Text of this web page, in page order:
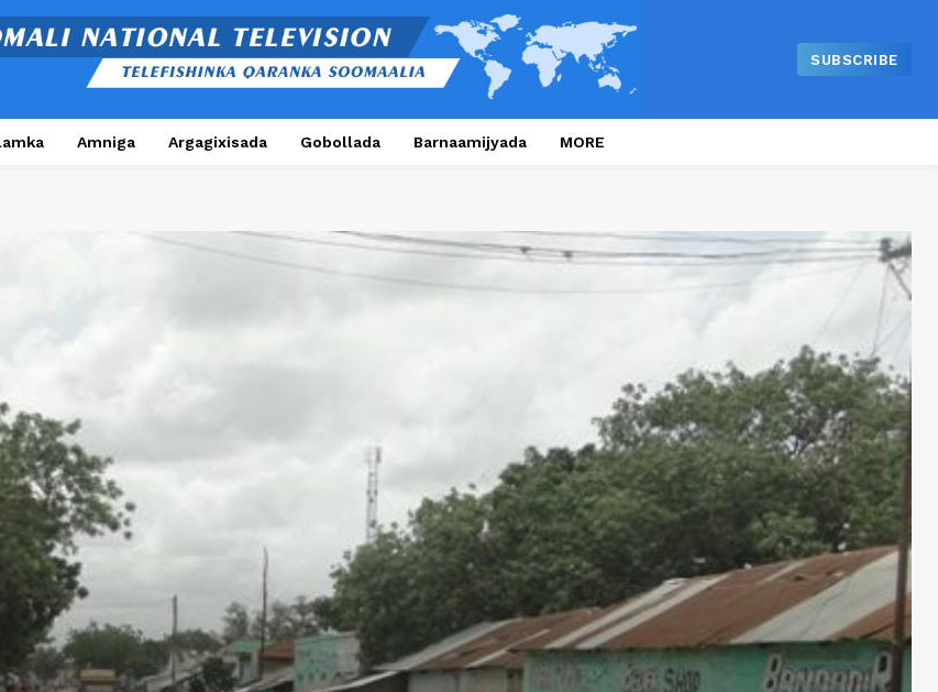
SUBSCRIBE
Amniga Argagixisada Gobollada Barnaamijyada MORE